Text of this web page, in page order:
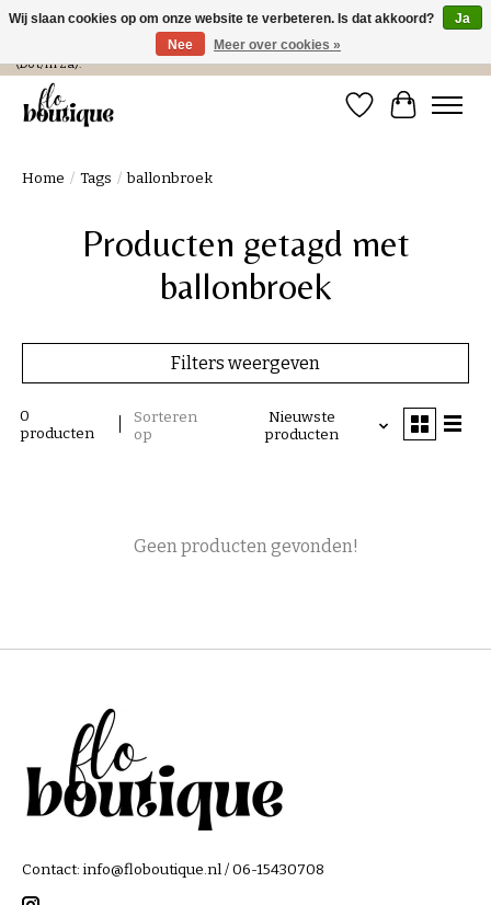
Verzending in NL € 4,99 en gratis bij een bestelling > € 100 of afhalen in de winkel
(Do t/m Za).
Verlanglijst
Home / Tags / ballonbroek
Producten getagd met
ballonbroek
Filters weergeven
0
producten
Sorteren
op
Nieuwste
producten
Geen producten gevonden!
Contact: info@floboutique.nl/ 06-15430708
Wij slaan cookies op om onze website te verbeteren. Is dat akkoord?
Ja
Nee
Meer over cookies »